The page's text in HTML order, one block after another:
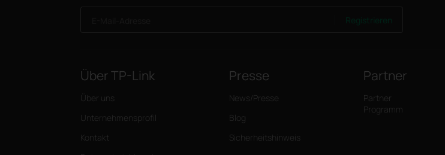
Über TP-Link
Über uns
Unternehmensprofil
Kontakt
Presse
News/Presse
Blog
Sicherheitshinweis
Partner
Partner
Programm